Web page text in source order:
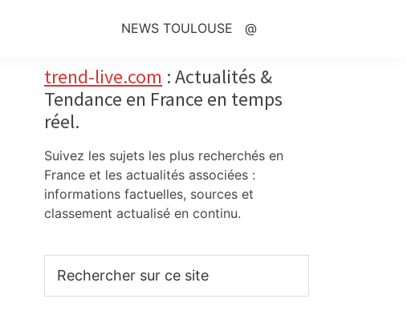
NEWS TOULOUSE @
Primary
Sidebar
trend-live.com : Actualités &
Tendance en France en temps
réel.
Suivez les sujets les plus recherchés en
France et les actualités associées :
informations factuelles, sources et
classement actualisé en continu.
sur